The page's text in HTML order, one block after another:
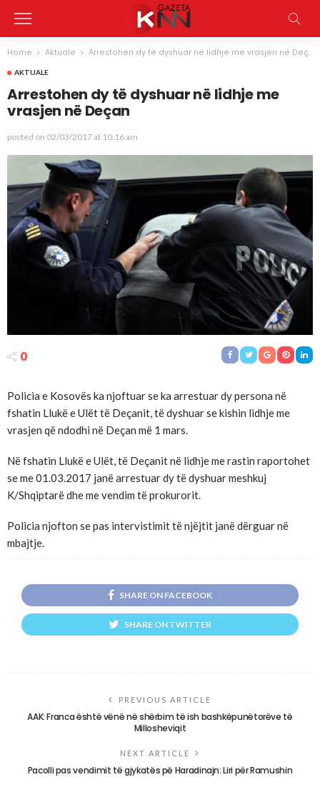
Home Aktuale Arrestohen dy të dyshuar në lidhje me vrasjen në Deçan
AKTUALE
Arrestohen dy të dyshuar në lidhje me
vrasjen në Deçan
posted on 02/03/2017 at 10:16 am
0
Policia e Kosovës ka njoftuar se ka arrestuar dy persona në
fshatin Llukë e Ulët të Deçanit, të dyshuar se kishin lidhje me
vrasjen që ndodhi në Deçan më 1 mars.
Në fshatin Llukë e Ulët, të Deçanit në lidhje me rastin raportohet
se me 01.03.2017 janë arrestuar dy të dyshuar meshkuj
K/Shqiptarë dhe me vendim të prokurorit.
Policia njofton se pas intervistimit të njëjtit janë dërguar në
mbajtje.
SHARE ON FACEBOOK
SHARE ON TWITTER
PREVIOUS ARTICLE
AAK: Franca është vënë në shërbim të ish bashkëpunëtorëve të
Millosheviqit
NEXT ARTICLE
Pacolli pas vendimit të gjykatës pë Haradinajn: Liri për Ramushin